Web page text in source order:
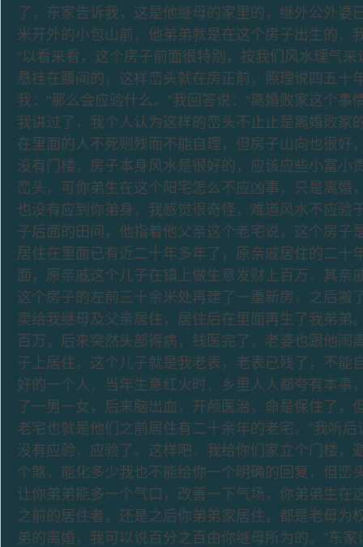
了，东家告诉我，这是他继母的家里的，继外公外婆
米开外的小包山前，他弟弟就是在这个房子出生的，
“以看来看，这个房子前面很特别，按我们风水理气
悬挂在腰间的，这样峦头就在房正前，照理说四五十
我：“那么会应验什么。”我回答说：“离婚败家这个
我讲过了，我个人认为这样的峦头不止止是离婚败家
在里面的人不死则残而不能自理，但房子山向也很好
没有门楼，房子本身风水是很好的，应该应些小富小
峦头，可你弟生在这个阳宅怎么不应凶事，只是离婚
也没有应到你弟身，我感觉很奇怪，难道风水不应验
子后面的田间，他指着他父亲这个老宅说，这个房子
居住在里面已有近二十年多年了，原亲戚居住的二十
面，原亲戚这个儿子在镇上做生意发财上百万，其亲
这个房子的左前三十余米处再建了一重新房，之后搬
卖给我继母及父亲居住，居住后在里面再生了我弟弟
百万，后来突然头部得病，钱医完了，老婆也跟他闹
子上居住，这个儿子就是我老表，老表已残了，不能
好的一个人，当年生意红火时，乡里人人都夸有本事
了一男一女，后来脑出血，开颅医治，命是保住了，
老宅也就是他们之前居住有二十余年的老宅。”我听
没有应验，应验了。这样吧，我给你们家立个门楼，
个煞，能化多少我也不能给你一个明确的回复，但峦
让你弟弟能多一个气口，改善一下气场，你弟弟生在
之前的居住者，还是之后你弟弟家居住，都是老母为
弟的离婚，我可以说百分之百由你继母所为的。”东